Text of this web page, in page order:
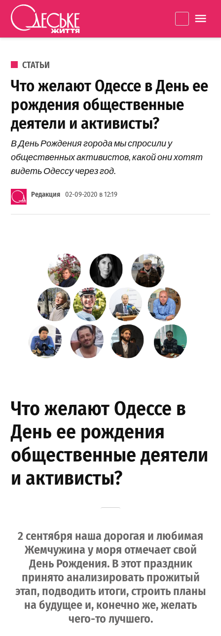
Перейти к содержанию
життя
ОПУБЛИКОВАНО В
СТАТЬИ
Что желают Одессе в День ее
рождения общественные
деятели и активисты?
В День Рождения города мы спросили у
общественных активистов, какой они хотят
видеть Одессу через год.
Редакция 02-09-2020 в 12:19
Что желают Одессе в
День ее рождения
общественные деятели
и активисты?
2 сентября наша дорогая и любимая
Жемчужина у моря отмечает свой
День Рождения. В этот праздник
принято анализировать прожитый
этап, подводить итоги, строить планы
на будущее и, конечно же, желать
чего-то лучшего.